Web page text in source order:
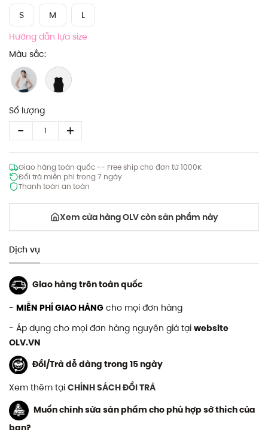
S
M
L
Hướng dẫn lựa size
Màu sắc:
Số lượng
Giao hàng toàn quốc -- Free ship cho đơn từ 1000K
Đổi trả miễn phí trong 7 ngày
Thanh toán an toàn
Xem cửa hàng OLV còn sản phẩm này
Dịch vụ
Giao hàng trên toàn quốc
- MIỄN PHÍ GIAO HÀNG cho mọi đơn hàng
- Áp dụng cho mọi đơn hàng nguyên giá tại website
OLV.VN
Đổi/Trả dễ dàng trong 15 ngày
Xem thêm tại CHÍNH SÁCH ĐỔI TRẢ
Muốn chỉnh sửa sản phẩm cho phù hợp sở thích của